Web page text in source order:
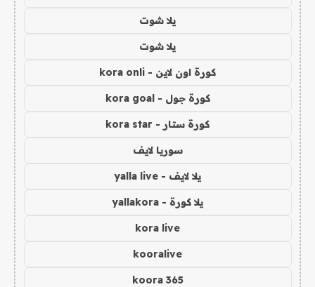
يلا شوت
يلا شوت
كورة اون لاين - kora onli
كورة جول - kora goal
كورة ستار - kora star
سوريا لايف
يلا لايف - yalla live
يلا كورة - yallakora
kora live
kooralive
koora 365